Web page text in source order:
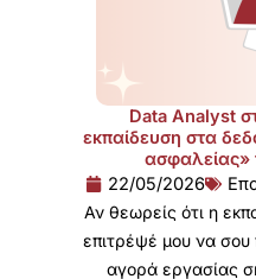
Data Analyst
εκπαίδευση στα
ασφαλείας»
22/05/2026
Αν θεωρείς ότι η
επιτρέψέ μου να σου
αγορά εργασίας